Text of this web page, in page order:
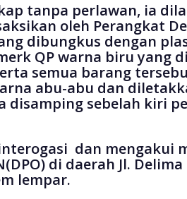
tanpa perlawan, ia
oleh Perangkat
dibungkus dengan
QP warna biru yang
semua barang
abu-abu dan
disamping sebelah kiri
dan mengakui
di daerah Jl.
lempar.